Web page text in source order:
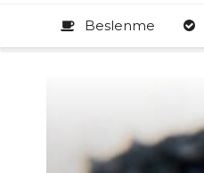
Beslenme